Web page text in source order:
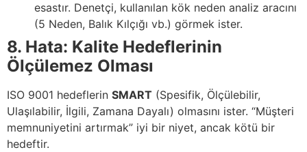
esastır. Denetçi, kullanılan kök neden analiz aracını
(5 Neden, Balık Kılçığı vb.) görmek ister.
8. Hata: Kalite Hedeflerinin
Ölçülemez Olması
ISO 9001 hedeflerin SMART (Spesifik, Ölçülebilir,
Ulaşılabilir, İlgili, Zamana Dayalı) olmasını ister. “Müşteri
memnuniyetini artırmak” iyi bir niyet, ancak kötü bir
hedeftir.